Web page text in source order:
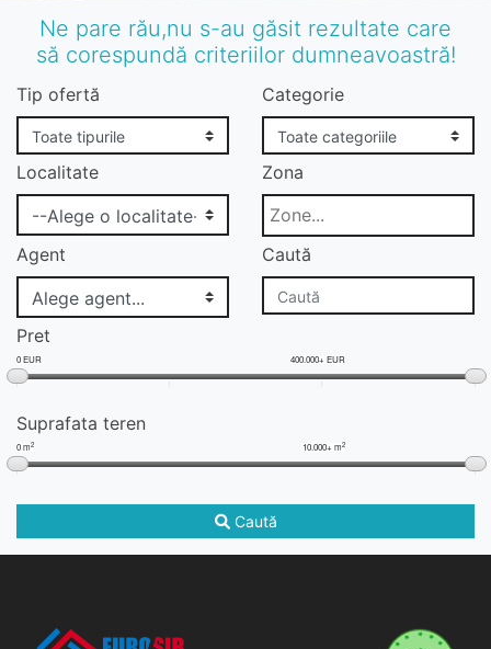
Ne pare rău,nu s-au găsit rezultate care
să corespundă criteriilor dumneavoastră!
Tip ofertă Categorie
Localitate Zona
Agent Caută
Pret
0 EUR 400.000+ EUR
Suprafata teren
0 m2 10.000+ m2
Caută